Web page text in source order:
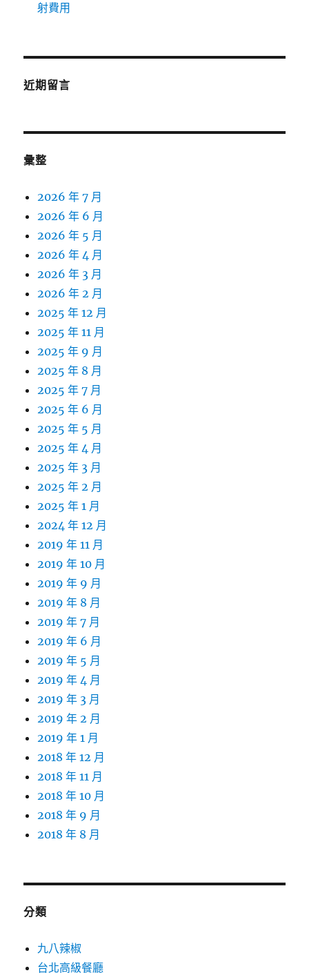
射費用
近期留言
彙整
2026 年 7 月
2026 年 6 月
2026 年 5 月
2026 年 4 月
2026 年 3 月
2026 年 2 月
2025 年 12 月
2025 年 11 月
2025 年 9 月
2025 年 8 月
2025 年 7 月
2025 年 6 月
2025 年 5 月
2025 年 4 月
2025 年 3 月
2025 年 2 月
2025 年 1 月
2024 年 12 月
2019 年 11 月
2019 年 10 月
2019 年 9 月
2019 年 8 月
2019 年 7 月
2019 年 6 月
2019 年 5 月
2019 年 4 月
2019 年 3 月
2019 年 2 月
2019 年 1 月
2018 年 12 月
2018 年 11 月
2018 年 10 月
2018 年 9 月
2018 年 8 月
分類
九八辣椒
台北高級餐廳